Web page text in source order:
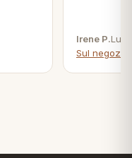
Irene P.Lug
Sul negozio